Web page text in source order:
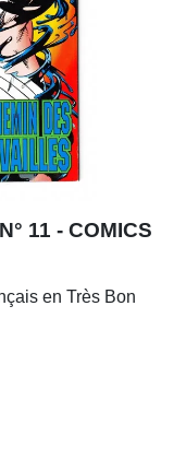
11 - COMICS
en Très Bon